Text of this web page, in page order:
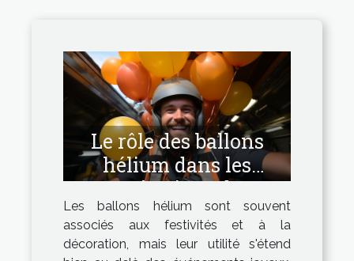
Le rôle des ballons
hélium dans les
opérations de
sauvetage et de
signalisation
Les ballons hélium sont souvent
associés aux festivités et à la
décoration, mais leur utilité s'étend